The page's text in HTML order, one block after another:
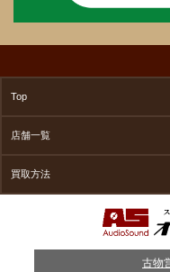
Top
店舗一覧
買取方法
古物